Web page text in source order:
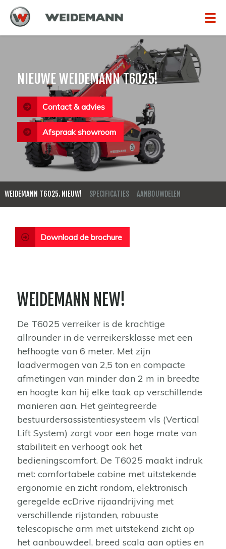
NIEUWE WEIDEMANN T6025!
Contact & advies
Afspraak showroom
WEIDEMANN T6025. NIEUW! SPECIFICATIES AANBOUWDELEN
Download de brochure
WEIDEMANN NEW!
De T6025 verreiker is de krachtige
allrounder in de verreikersklasse met een
hefhoogte van 6 meter. Met zijn
laadvermogen van 2,5 ton en compacte
afmetingen van minder dan 2 m in breedte
en hoogte kan hij elke taak op verschillende
manieren aan. Het geïntegreerde
bestuurdersassistentiesysteem vls (Vertical
Lift System) zorgt voor een hoge mate van
stabiliteit en verhoogt ook het
bedieningscomfort. De T6025 maakt indruk
met: comfortabele cabine met uitstekende
ergonomie en zicht rondom, elektronisch
geregelde ecDrive rijaandrijving met
verschillende rijstanden, robuuste
telescopische arm met uitstekend zicht op
het aanbouwdeel, breed scala aan opties en